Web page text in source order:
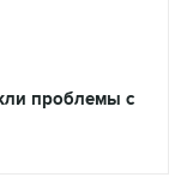
проблемы с